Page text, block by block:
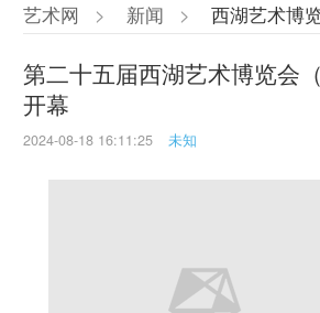
张瀚文：以物质媒介具象化
界
科带来齐白石研究新突破
艺术网 > 新闻 > 西湖艺术博
第二十五届西湖艺术博览会
开幕
2024-08-18 16:11:25 未知